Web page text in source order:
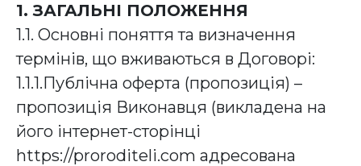
1. ЗАГАЛЬНІ ПОЛОЖЕННЯ
1.1. Основні поняття та визначення
термінів, що вживаються в Договорі:
1.1.1.Публічна оферта (пропозиція) –
пропозиція Виконавця (викладена на
його інтернет-сторінці
https://proroditeli.com адресована